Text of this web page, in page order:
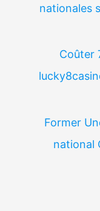
nationales
Coûter
Former
national